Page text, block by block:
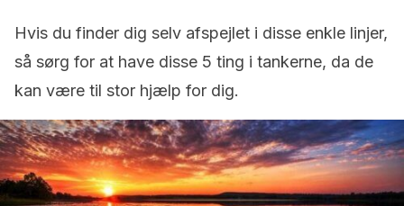
Hvis du finder dig selv afspejlet i disse enkle linjer,
så sørg for at have disse 5 ting i tankerne, da de
kan være til stor hjælp for dig.